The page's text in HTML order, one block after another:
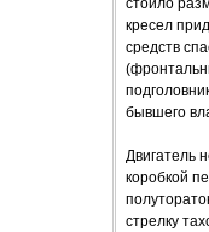
стоило
кресел
средств
бывшего
Двигатель
коробкой
стрелку